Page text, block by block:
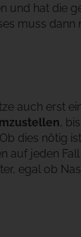
und hat die
muss dann
auch erst
,
dies nötig
auf jeden
egal ob